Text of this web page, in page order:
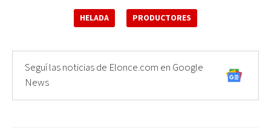
HELADA PRODUCTORES
Seguí las noticias de Elonce.com en Google
News